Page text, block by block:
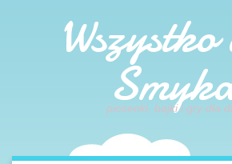
piosenki, bajki i gry dla